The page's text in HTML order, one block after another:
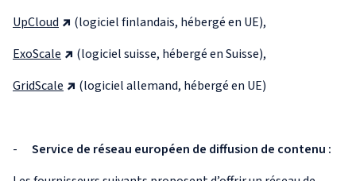
UpCloud
(logiciel finlandais, hébergé en UE),
ExoScale
(logiciel suisse, hébergé en Suisse),
GridScale
(logiciel allemand, hébergé en UE)
- Service de réseau européen de diffusion de contenu :